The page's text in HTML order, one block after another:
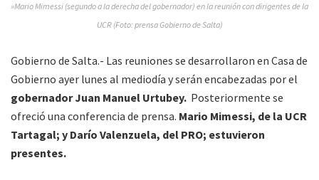
»Mario Mimessi (segundo a la derecha del gobernador) en la reunión con dirigentes de la
UCR (Foto: prensa Gobierno de Salta)
Gobierno de Salta.- Las reuniones se desarrollaron en Casa de
Gobierno ayer lunes al mediodía y serán encabezadas por el
gobernador Juan Manuel Urtubey. Posteriormente se
ofreció una conferencia de prensa. Mario Mimessi, de la UCR
Tartagal; y Darío Valenzuela, del PRO; estuvieron
presentes.